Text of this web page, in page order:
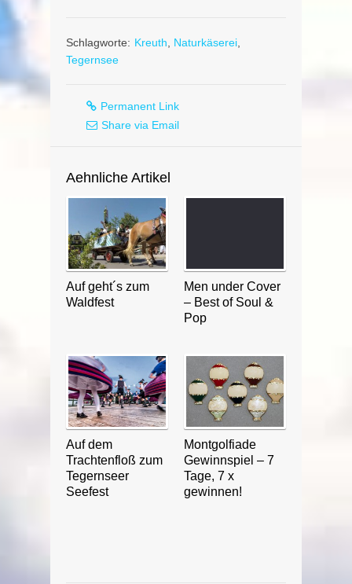
Schlagworte: Kreuth Naturkäserei
Tegernsee
Permanent Link
Share via Email
Aehnliche Artikel
Auf geht´s zum
Waldfest
Men under Cover
– Best of Soul &
Pop
Auf dem
Trachtenfloß zum
Tegernseer
Seefest
Montgolfiade
Gewinnspiel – 7
Tage, 7 x
gewinnen!